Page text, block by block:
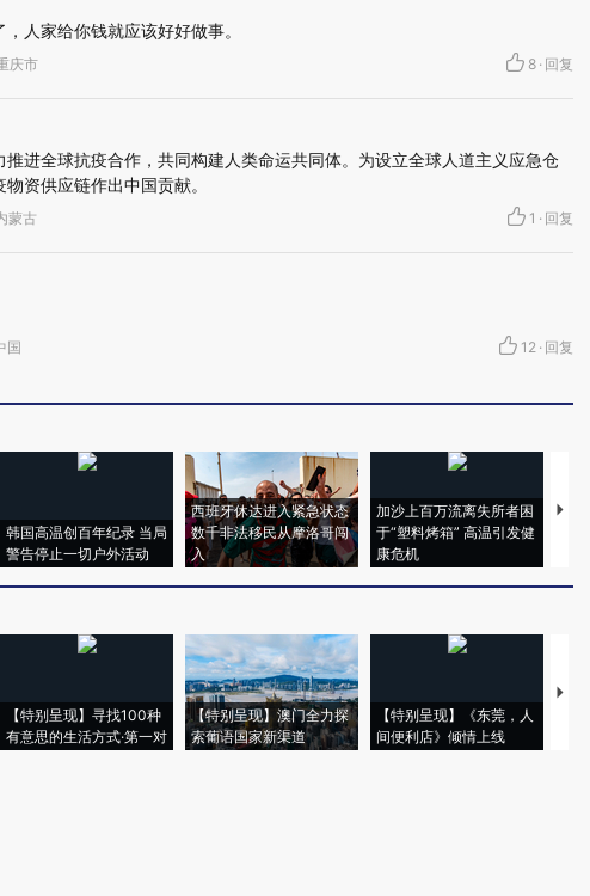
人家给你钱就应该好好做事。
庆市 8 · 回复
推进全球抗疫合作，共同构建人类命运共同体。为设立全球人道主义应急仓
资供应链作出中国贡献。
蒙古 1 · 回复
国 12 · 回复
韩国高温创百年纪录 当局
警告停止一切户外活动
西班牙休达进入紧急状态
数千非法移民从摩洛哥闯
入
加沙上百万流离失所者困
于“塑料烤箱” 高温引发健
康危机
视
术
【特别呈现】寻找100种
有意思的生活方式·第一对
【特别呈现】澳门全力探
索葡语国家新渠道
【特别呈现】《东莞，人
间便利店》倾情上线
【
会